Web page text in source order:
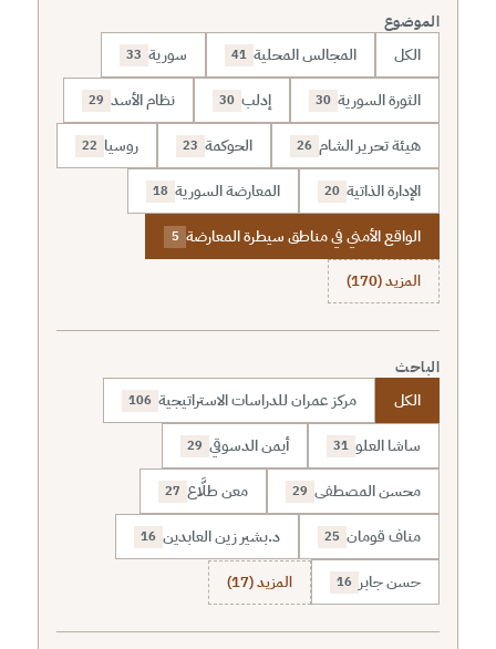
الموضوع
الكل المجالس المحلية 41 سورية 33
الثورة السورية 30 إدلب 30 نظام الأسد 29
هيئة تحرير الشام 26 الحوكمة 23 روسيا 22
الإدارة الذاتية 20 المعارضة السورية 18
الواقع الأمني في مناطق سيطرة المعارضة 5
المزيد (170)
الباحث
الكل مركز عمران للدراسات الاستراتيجية 106
ساشا العلو 31 أيمن الدسوقي 29
محسن المصطفى 29 معن طلَّاع 27
مناف قومان 25 د.بشير زين العابدين 16
حسن جابر 16 المزيد (17)